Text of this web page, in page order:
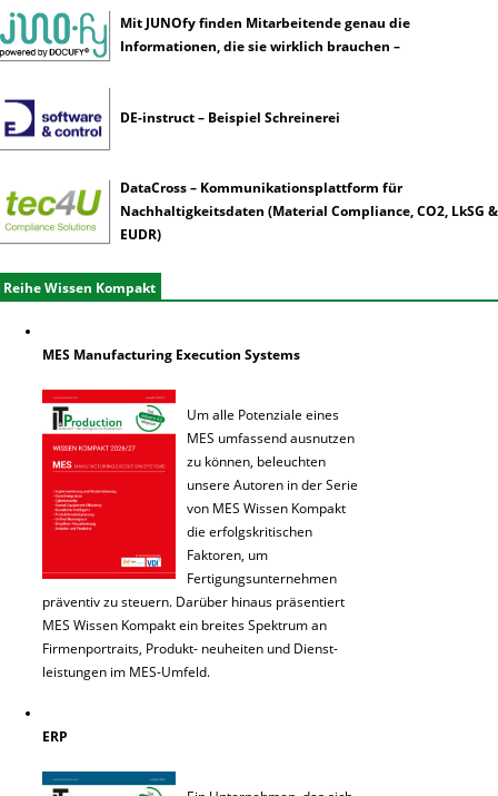
Mit JUNOfy finden Mitarbeitende genau die
Informationen, die sie wirklich brauchen –
DE-instruct – Beispiel Schreinerei
DataCross – Kommunikationsplattform für
Nachhaltigkeitsdaten (Material Compliance, CO2, LkSG &
EUDR)
Reihe Wissen Kompakt
MES Manufacturing Execution Systems
Um alle Potenziale eines
MES umfassend ausnutzen
zu können, beleuchten
unsere Autoren in der Serie
von MES Wissen Kompakt
die erfolgskritischen
Faktoren, um
Fertigungsunternehmen
präventiv zu steuern. Darüber hinaus präsentiert
MES Wissen Kompakt ein breites Spektrum an
Firmenportraits, Produkt- neuheiten und Dienst-
leistungen im MES-Umfeld.
ERP